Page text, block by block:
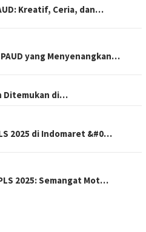
Kreatif, Ceria, dan…
yang Menyenangkan…
Ditemukan di…
2025 di Indomaret &#0…
2025: Semangat Mot…